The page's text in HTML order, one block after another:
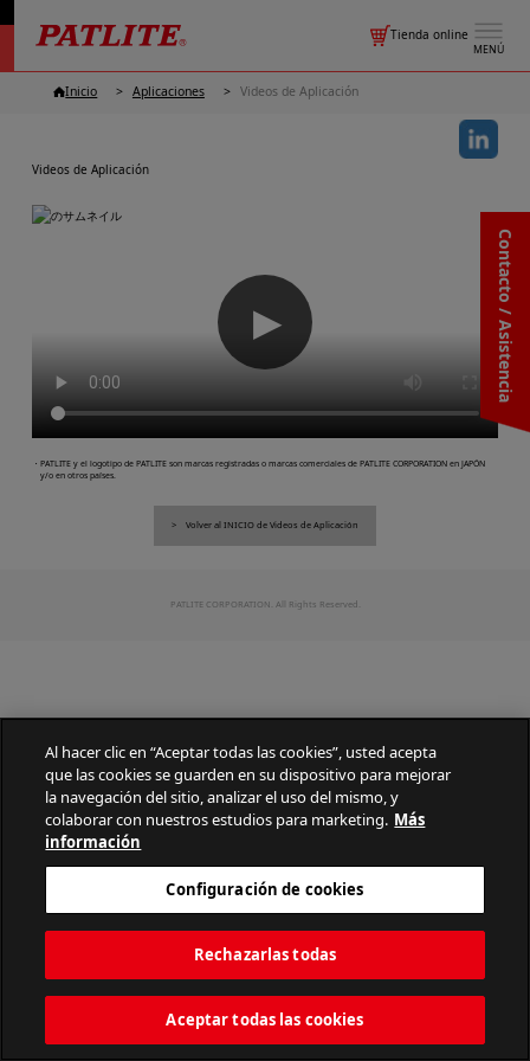
MENÚ
Tienda online
Contacto / Asistencia
Inicio Aplicaciones Videos de Aplicación
Videos de Aplicación
▶
・PATLITE y el logotipo de PATLITE son marcas registradas o marcas comerciales de PATLITE CORPORATION en JAPÓN
y/o en otros países.
Volver al INICIO de Videos de Aplicación
PATLITE CORPORATION. All Rights Reserved.
Al hacer clic en “Aceptar todas las cookies”, usted acepta
que las cookies se guarden en su dispositivo para mejorar
la navegación del sitio, analizar el uso del mismo, y
colaborar con nuestros estudios para marketing. Más
información
Configuración de cookies
Rechazarlas todas
Aceptar todas las cookies